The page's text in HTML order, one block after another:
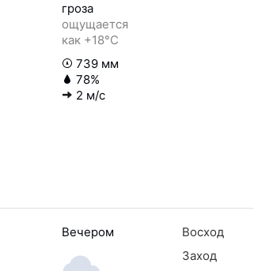
гроза
ощущается
как +18°C
739 мм
78%
2 м/с
Вечером Восход
Заход